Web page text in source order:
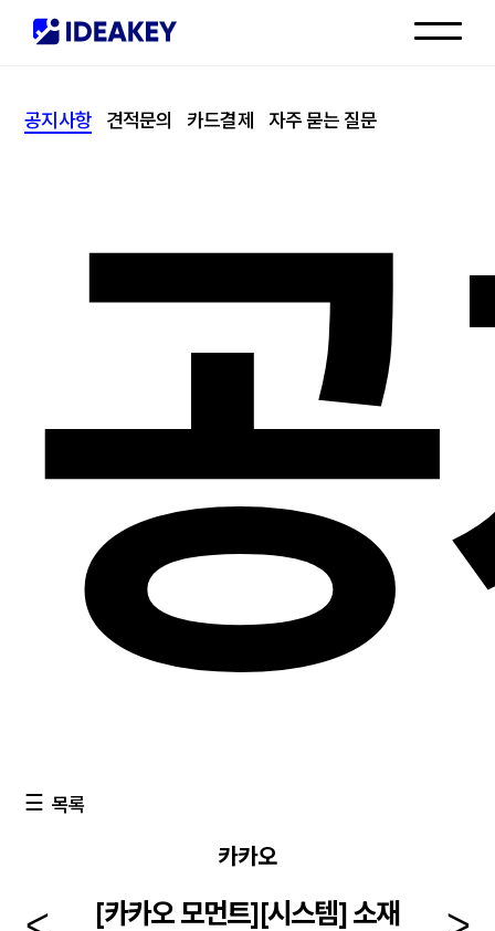
고객센터
공지사항 견적문의 카드결제 자주 묻는 질문
목록
카카오
[카카오 모먼트][시스템] 소재